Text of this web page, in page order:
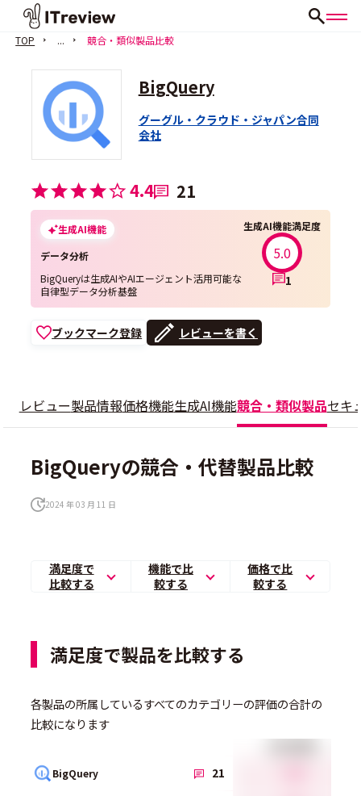
TOP ... 競合・類似製品比較
BigQuery
グーグル・クラウド・ジャパン合同
会社
4.4 21
生成AI機能
データ分析
BigQueryは生成AIやAIエージェント活用可能な
自律型データ分析基盤
生成AI機能満足度
5.0
1
ブックマーク登録 レビューを書く
レビュー製品情報価格機能生成AI機能競合・類似製品セキ
BigQueryの競合・代替製品比較
2024 年 03 月 11 日
満足度で
比較する
機能で比
較する
価格で比
較する
会員登録（無料）
満足度で製品を比較する
各製品の所属しているすべてのカテゴリーの評価の合計の
比較になります
BigQuery
21